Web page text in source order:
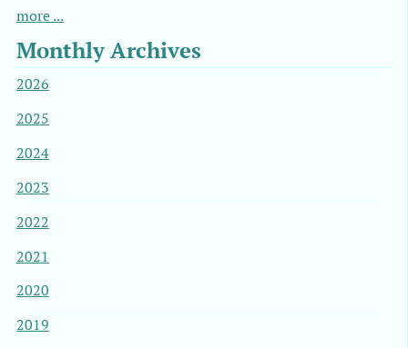
more ...
Monthly Archives
2026
2025
2024
2023
2022
2021
2020
2019